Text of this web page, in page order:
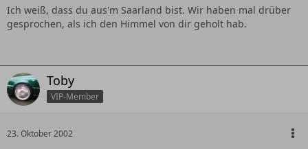
Ich weiß, dass du aus'm Saarland bist. Wir haben mal drüber
gesprochen, als ich den Himmel von dir geholt hab.
Toby
VIP-Member
23. Oktober 2002